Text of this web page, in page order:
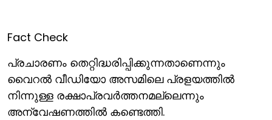
Fact Check
പ്രചാരണം തെറ്റിദ്ധരിപ്പിക്കുന്നതാണെന്നും
വൈറല്‍ വീഡിയോ അസമിലെ പ്രളയത്തില്‍
നിന്നുള്ള രക്ഷാപ്രവര്‍ത്തനമല്ലെന്നും
അന്വേഷണത്തില്‍ കണ്ടെത്തി.